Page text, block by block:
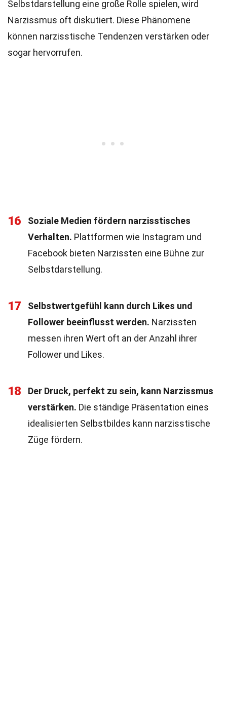
Selbstdarstellung eine große Rolle spielen, wird
Narzissmus oft diskutiert. Diese Phänomene
können narzisstische Tendenzen verstärken oder
sogar hervorrufen.
16
Soziale Medien fördern narzisstisches
Verhalten. Plattformen wie Instagram und
Facebook bieten Narzissten eine Bühne zur
Selbstdarstellung.
17
Selbstwertgefühl kann durch Likes und
Follower beeinflusst werden. Narzissten
messen ihren Wert oft an der Anzahl ihrer
Follower und Likes.
18
Der Druck, perfekt zu sein, kann Narzissmus
verstärken. Die ständige Präsentation eines
idealisierten Selbstbildes kann narzisstische
Züge fördern.